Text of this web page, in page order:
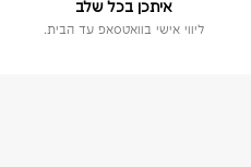
איתכן בכל שלב
ליווי אישי בוואטסאפ עד הבית.